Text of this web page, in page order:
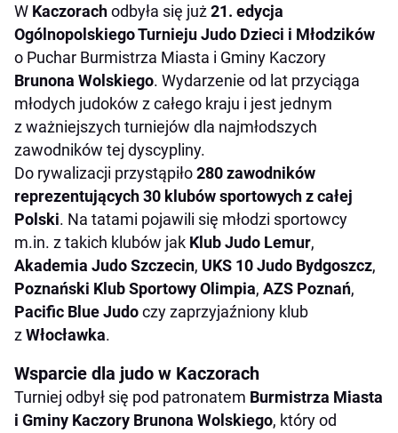
W Kaczorachodbyła się już21. edycja
Ogólnopolskiego Turnieju Judo Dzieci i Młodzików
o Puchar Burmistrza Miasta i Gminy Kaczory
Brunona Wolskiego. Wydarzenie od lat przyciąga
młodych judoków z całego kraju i jest jednym
z ważniejszych turniejów dla najmłodszych
zawodników tej dyscypliny.
Do rywalizacji przystąpiło280 zawodników
reprezentujących 30 klubów sportowych z całej
Polski. Na tatami pojawili się młodzi sportowcy
m.in. z takich klubów jak Klub Judo Lemur,
Akademia Judo Szczecin, UKS 10 Judo Bydgoszcz,
Poznański Klub Sportowy Olimpia, AZS Poznań,
Pacific Blue Judoczy zaprzyjaźniony klub
zWłocławka.
Wsparcie dla judo w Kaczorach
Turniej odbył się pod patronatem Burmistrza Miasta
i Gminy Kaczory Brunona Wolskiego, który od